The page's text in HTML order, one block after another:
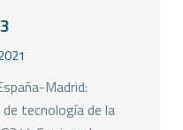
Madrid:
tecnología de la